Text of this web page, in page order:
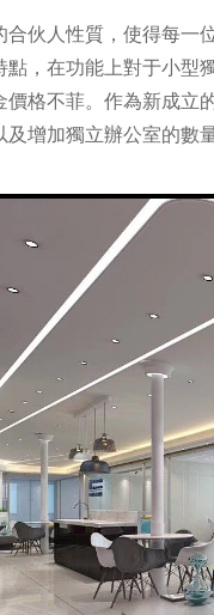
合伙人性質，使得每一
點，在功能上對于小型
價格不菲。作為新成立
增加獨立辦公室的數